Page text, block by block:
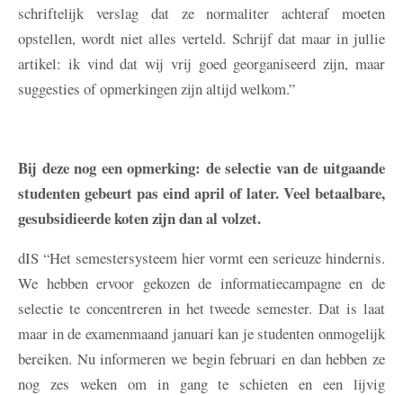
schriftelijk verslag dat ze normaliter achteraf moeten
opstellen, wordt niet alles verteld. Schrijf dat maar in jullie
artikel: ik vind dat wij vrij goed georganiseerd zijn, maar
suggesties of opmerkingen zijn altijd welkom.”
Bij deze nog een opmerking: de selectie van de uitgaande
studenten gebeurt pas eind april of later. Veel betaalbare,
gesubsidieerde koten zijn dan al volzet.
dIS “Het semestersysteem hier vormt een serieuze hindernis.
We hebben ervoor gekozen de informatiecampagne en de
selectie te concentreren in het tweede semester. Dat is laat
maar in de examenmaand januari kan je studenten onmogelijk
bereiken. Nu informeren we begin februari en dan hebben ze
nog zes weken om in gang te schieten en een lijvig